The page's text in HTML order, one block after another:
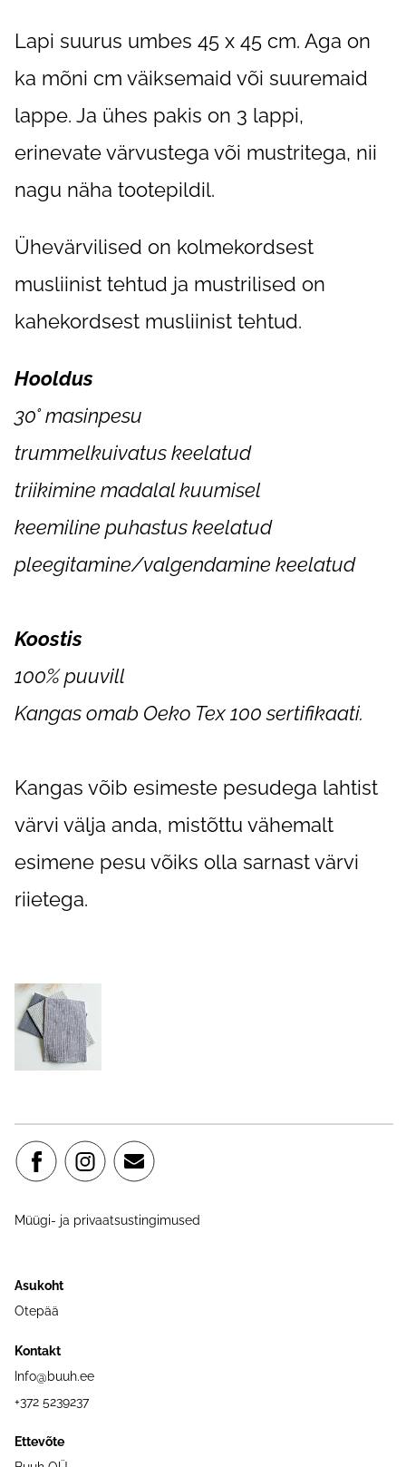
Lapi suurus umbes 45 x 45 cm. Aga on
ka mõni cm väiksemaid või suuremaid
lappe. Ja ühes pakis on 3 lappi,
erinevate värvustega või mustritega, nii
nagu näha tootepildil.
Ühevärvilised on kolmekordsest
musliinist tehtud ja mustrilised on
kahekordsest musliinist tehtud.
Hooldus
30° masinpesu
trummelkuivatus keelatud
triikimine madalal kuumisel
keemiline puhastus keelatud
pleegitamine/valgendamine keelatud
Koostis
100% puuvill
Kangas omab Oeko Tex 100 sertifikaati.
Kangas võib esimeste pesudega lahtist
värvi välja anda, mistõttu vähemalt
esimene pesu võiks olla sarnast värvi
riietega.
Müügi- ja privaatsustingimused
Asukoht
Otepää
Kontakt
Info@buuh.ee
+372 5239237
Ettevõte